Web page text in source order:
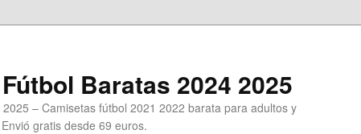
Baratas 2024 2025
– Camisetas fútbol 2021 2022 barata para adultos y
gratis desde 69 euros.